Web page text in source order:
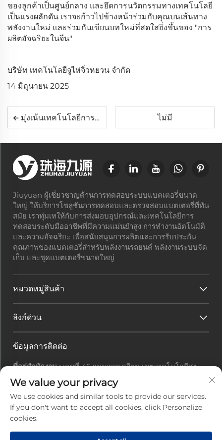
ของลูกค้าเป็นศูนย์กลาง และยึดการนวัตกรรมทางเทคโนโลยี
เป็นแรงผลักดัน เราจะก้าวไปข้างหน้าร่วมกับคุณบนเส้นทาง
พลังงานใหม่ และร่วมกันเขียนบทใหม่ที่สดใสยิ่งขึ้นของ "การ
ผลิตอัจฉริยะในจีน"
บริษัท เทคโนโลยีจูไห่จิ่วหยวน จำกัด
14 มิถุนายน 2025
มุ่งเน้นเทคโนโลยีการเก็บพลังงานแนวหน้า: ร่วมพบปะเราได้ที่งานแสดงเทคโนโลยีการเก็บพลังงานเซี่ยงไฮ้ ไม่มี
Jiuyuan ผู้เชี่ยวชาญด้านการทดสอบระบบแบตเตอรี่ขนาด
ใหญ่ ให้บริการโซลูชันการทดสอบและตรวจสอบแบตเตอรี่ที่ทัน
สมัย เราทุ่มเทให้กับการส่งมอบอุปกรณ์และเทคโนโลยีการ
ทดสอบระดับมืออาชีพที่มีความแม่นยำสูง การทำงานอัตโนมัติ
และความอัจฉริยะ เพื่อสนับสนุนการผลิตและการรับประกัน
คุณภาพของแบตเตอรี่สำหรับพลังงานรถยนต์ พลังงานระบบจัด
เก็บ และชุดแบตเตอรี่ขนาดใหญ่
หมวดหมู่สินค้า
ลิงก์ด่วน
ข้อมูลการติดต่อ
ที่อยู่สำนักงาน :เลขที่ 45 ถนนฮวาเควียน เขตเทคโนโลยีสูง
เมืองจูไห่ มณฑลกวางตุ้ง ประเทศจีน
อีเมล :
[email protected]
โทรศัพท์ : +86-0756-3616108
We value your privacy
We use cookies and similar tools to provide our services.
If you don't want to accept all cookies, click Personalize
cookies.